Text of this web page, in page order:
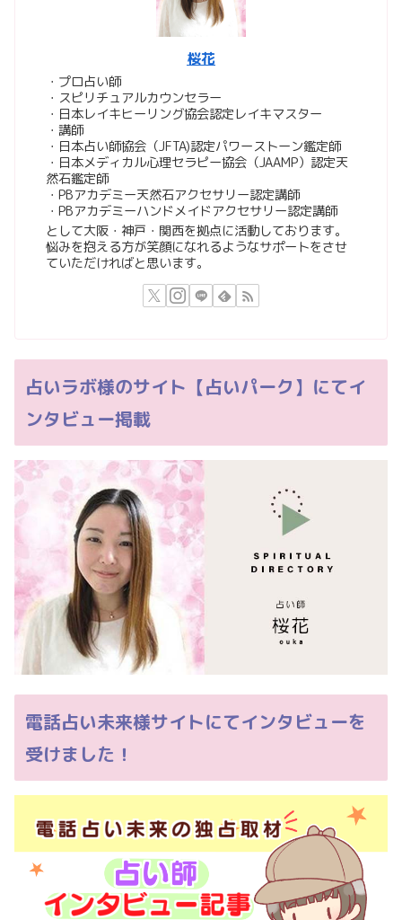
桜花
・プロ占い師
・スピリチュアルカウンセラー
・日本レイキヒーリング協会認定レイキマスター
・講師
・日本占い師協会（JFTA)認定パワーストーン鑑定師
・日本メディカル心理セラピー協会（JAAMP）認定天
然石鑑定師
・PBアカデミー天然石アクセサリー認定講師
・PBアカデミーハンドメイドアクセサリー認定講師
として大阪・神戸・関西を拠点に活動しております。
悩みを抱える方が笑顔になれるようなサポートをさせ
ていただければと思います。
占いラボ様のサイト【占いパーク】にてイ
ンタビュー掲載
電話占い未来様サイトにてインタビューを
受けました！